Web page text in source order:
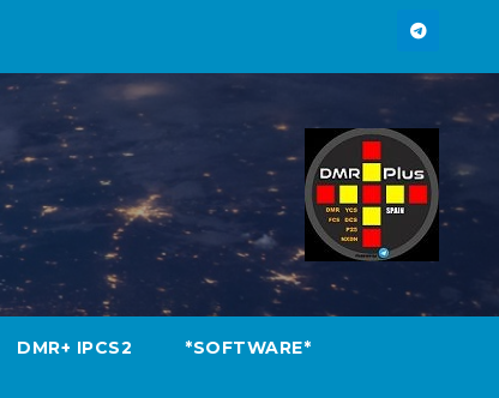
DMR+ IPCS2 *SOFTWARE*